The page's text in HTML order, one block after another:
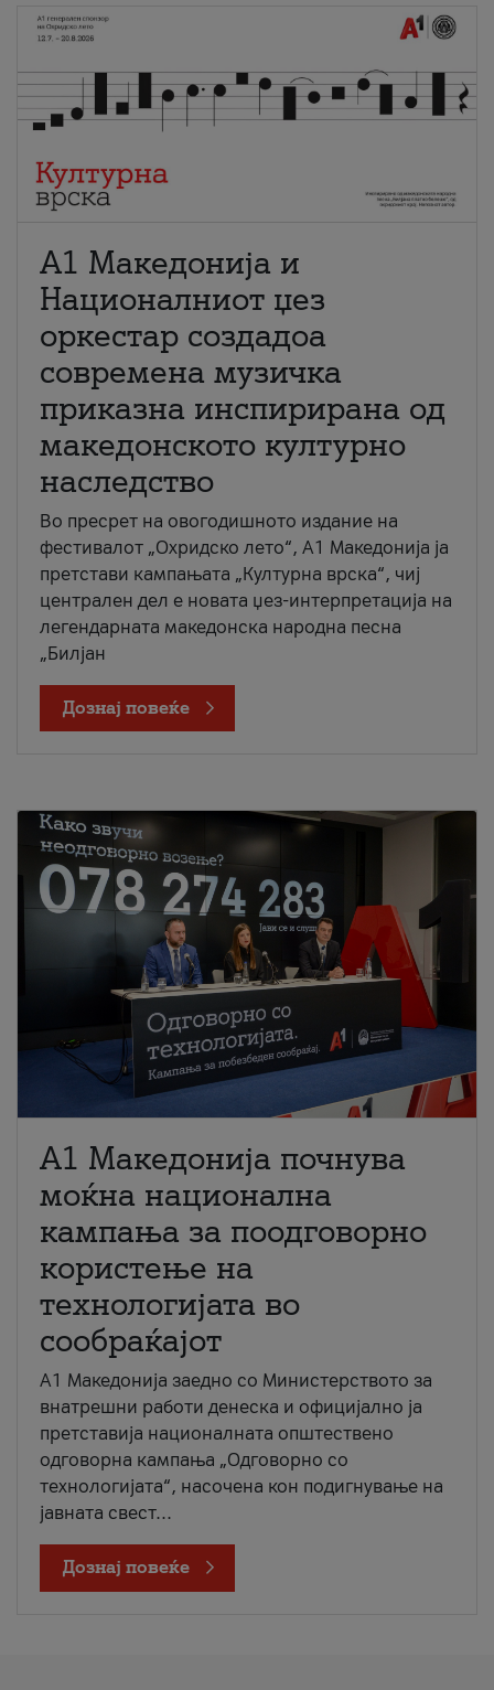
А1 Македонија и
Националниот џез
оркестар создадоа
современа музичка
приказна инспирирана од
македонското културно
наследство
Во пресрет на овогодишното издание на
фестивалот „Охридско лето“, А1 Македонија ја
претстави кампањата „Културна врска“, чиј
централен дел е новата џез-интерпретација на
легендарната македонска народна песна
„Билјан
Дознај повеќе
A1 Македонија почнува
моќна национална
кампања за поодговорно
користење на
технологијата во
сообраќајот
A1 Македонија заедно со Министерството за
внатрешни работи денеска и официјално ја
претставија националната општествено
одговорна кампања „Одговорно со
технологијата“, насочена кон подигнување на
јавната свест...
Дознај повеќе